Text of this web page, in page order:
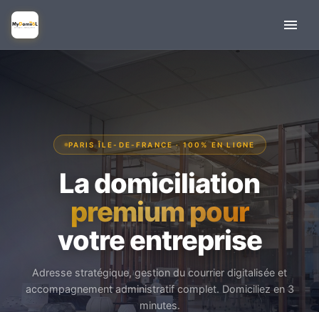
PARIS ÎLE-DE-FRANCE · 100% EN LIGNE
La domiciliation
premium pour
votre entreprise
Adresse stratégique, gestion du courrier digitalisée et
accompagnement administratif complet. Domiciliez en 3
minutes.